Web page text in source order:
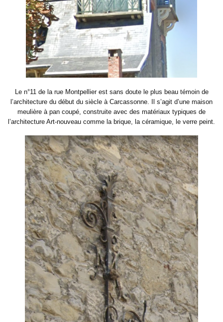
Le n°11 de la rue Montpellier est sans doute le plus beau témoin de
l’architecture du début du siècle à Carcassonne. Il s’agit d’une maison
meulière à pan coupé, construite avec des matériaux typiques de
l’architecture Art-nouveau comme la brique, la céramique, le verre peint.